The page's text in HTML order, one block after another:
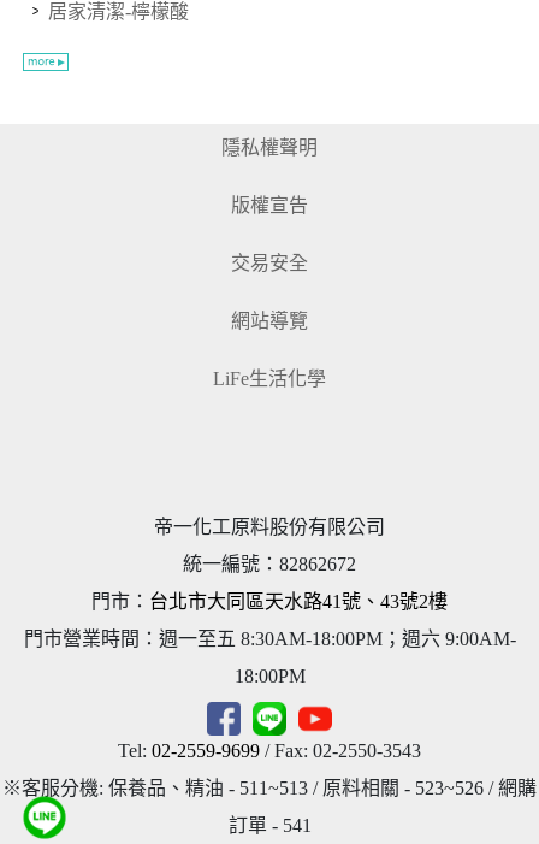
居家清潔-檸檬酸
隱私權聲明
版權宣告
交易安全
網站導覽
LiFe生活化學
帝一化工原料股份有限公司
統一編號 ： 82862672
門市： 台北市大同區天水路41號、43號2樓
門市營業時間：週一至五 8:30AM-18:00PM；週六 9:00AM-
18:00PM
Tel: 02-2559-9699 / Fax: 02-2550-3543
※客服分機: 保養品、精油 - 511~513 / 原料相關 - 523~526 / 網購
訂單 - 541